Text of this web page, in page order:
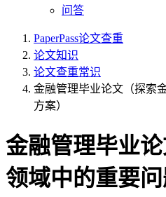
问答
PaperPass论文查重
论文知识
论文查重常识
金融管理毕业论文（探索
方案）
金融管理毕业
领域中的重要